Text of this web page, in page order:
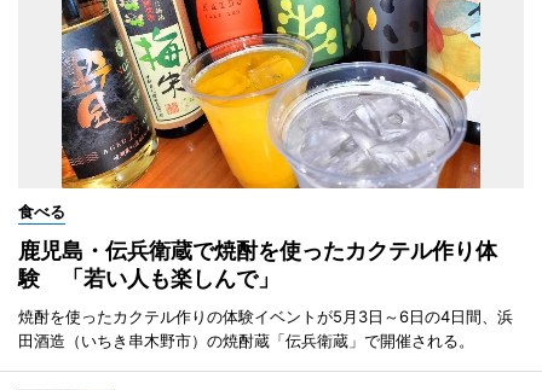
食べる
鹿児島・伝兵衛蔵で焼酎を使ったカクテル作り体
験 「若い人も楽しんで」
焼酎を使ったカクテル作りの体験イベントが5月3日～6日の4日間、浜
田酒造（いちき串木野市）の焼酎蔵「伝兵衛蔵」で開催される。